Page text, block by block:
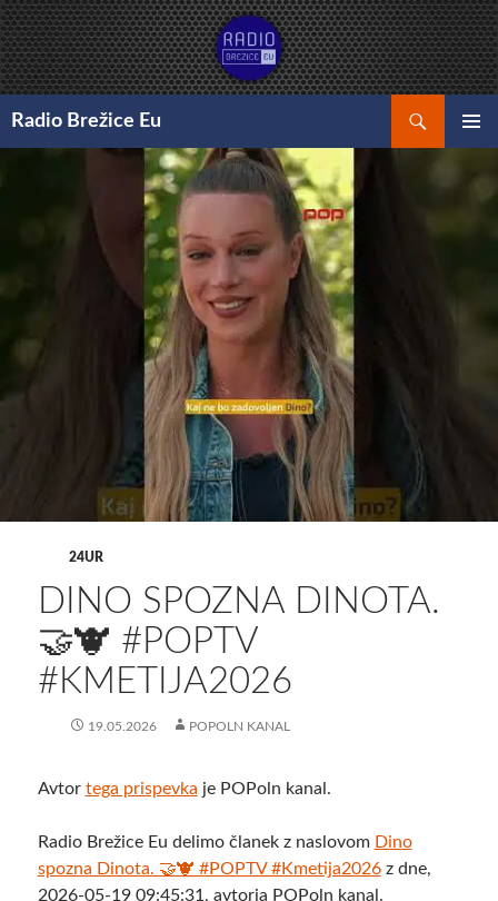
Preskoči
na
vsebino
Radio Brežice Eu
24UR
DINO SPOZNA DINOTA.
🤝🐮 #POPTV
#KMETIJA2026
19.05.2026 POPOLN KANAL
Avtor tega prispevka je POPoln kanal.
Radio Brežice Eu delimo članek z naslovom Dino
spozna Dinota. 🤝🐮 #POPTV #Kmetija2026z dne,
2026-05-19 09:45:31, avtorja POPoln kanal.